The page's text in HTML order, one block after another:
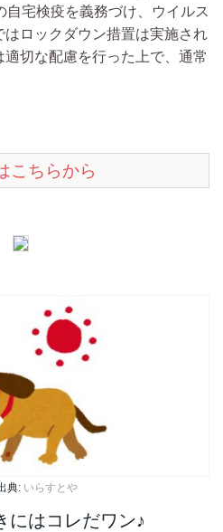
宅検疫を義務づけ、ウイルス
ロックダウン措置は実施され
切な配慮を行った上で、通常
こちらから
典: いらすとや
にはコレだワン♪